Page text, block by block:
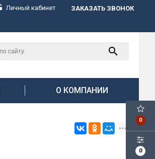
ЗАКАЗАТЬ ЗВОНОК
Личный кабинет
О КОМПАНИИ
0
0